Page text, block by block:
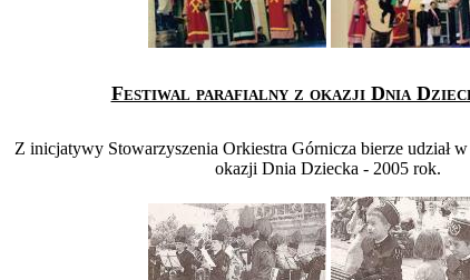
Festiwal parafialny z okazji Dnia
Z inicjatywy Stowarzyszenia Orkiestra Górnicza bierze udział
okazji Dnia Dziecka - 2005 rok.